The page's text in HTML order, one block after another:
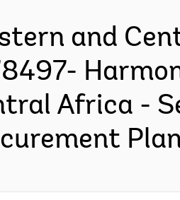
and
Africa -